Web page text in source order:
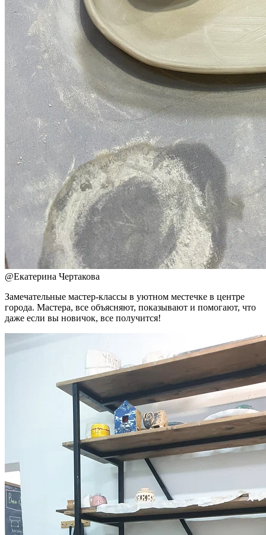
@Екатерина Чертакова
Замечательные мастер-классы в уютном местечке в центре
города. Мастера, все объясняют, показывают и помогают, что
даже если вы новичок, все получится!